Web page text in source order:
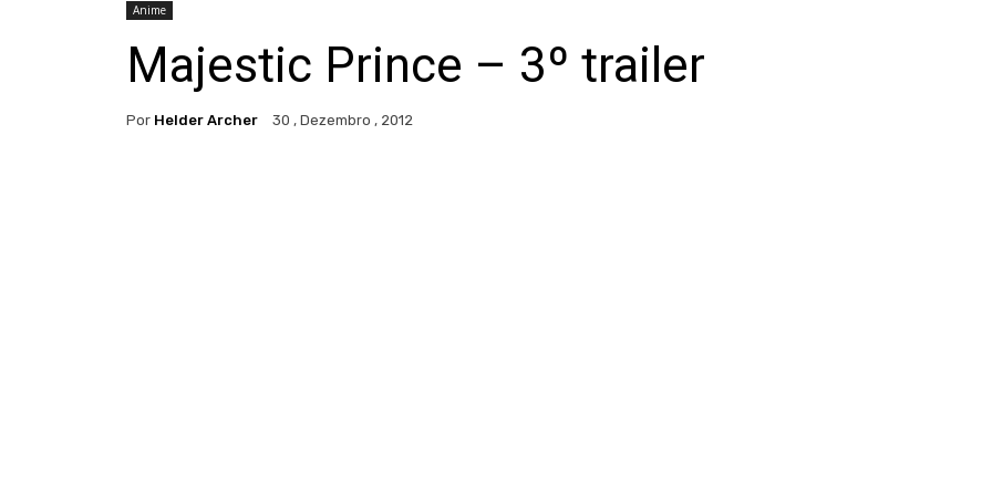
Anime
Majestic Prince – 3º trailer
Por Helder Archer 30 , Dezembro , 2012